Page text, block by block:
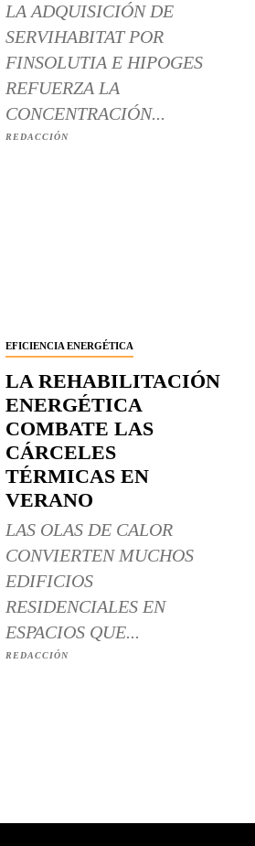
LA ADQUISICIÓN DE
SERVIHABITAT POR
FINSOLUTIA E HIPOGES
REFUERZA LA
CONCENTRACIÓN...
REDACCIÓN
EFICIENCIA ENERGÉTICA
LA REHABILITACIÓN
ENERGÉTICA
COMBATE LAS
CÁRCELES
TÉRMICAS EN
VERANO
LAS OLAS DE CALOR
CONVIERTEN MUCHOS
EDIFICIOS
RESIDENCIALES EN
ESPACIOS QUE...
REDACCIÓN